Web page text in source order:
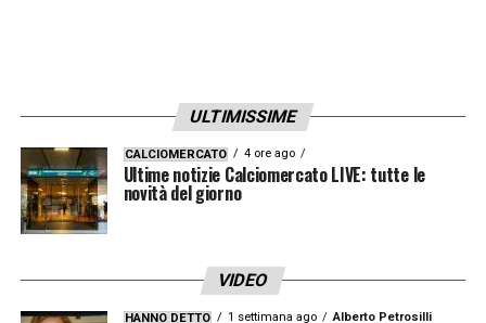
ULTIMISSIME
CALCIOMERCATO 4 ore ago
Ultime notizie Calciomercato LIVE: tutte le
novità del giorno
VIDEO
HANNO DETTO 1 settimana ago Alberto Petrosilli